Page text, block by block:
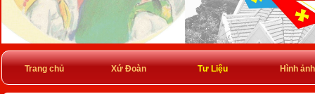
Trang chủ Xứ Đoàn Tư Liệu Hình ảnh